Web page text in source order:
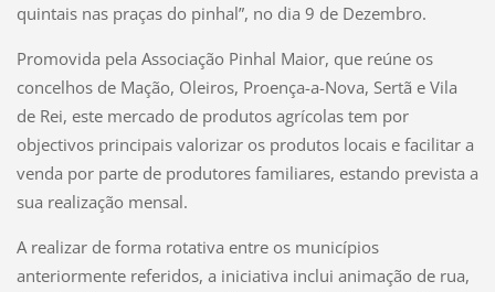
quintais nas praças do pinhal”, no dia 9 de Dezembro.
Promovida pela Associação Pinhal Maior, que reúne os
concelhos de Mação, Oleiros, Proença-a-Nova, Sertã e Vila
de Rei, este mercado de produtos agrícolas tem por
objectivos principais valorizar os produtos locais e facilitar a
venda por parte de produtores familiares, estando prevista a
sua realização mensal.
A realizar de forma rotativa entre os municípios
anteriormente referidos, a iniciativa inclui animação de rua,